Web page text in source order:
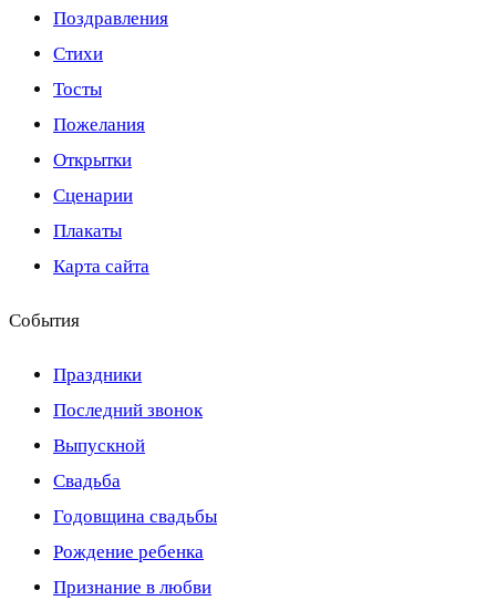
Поздравления
Стихи
Тосты
Пожелания
Открытки
Сценарии
Плакаты
Карта сайта
События
Праздники
Последний звонок
Выпускной
Свадьба
Годовщина свадьбы
Рождение ребенка
Признание в любви